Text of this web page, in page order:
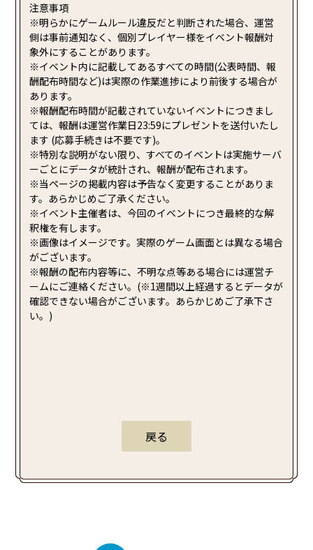
注意事項
※明らかにゲームルール違反だと判断された場合、運営
側は事前通知なく、個別プレイヤー様をイベント報酬対
象外にすることがあります。
※イベント内に記載してあるすべての時間(公表時間、報
酬配布時間など)は実際の作業進捗により前後する場合が
あります。
※報酬配布時間が記載されていないイベントにつきまし
ては、報酬は運営作業日23:59にプレゼントを送付いたし
ます (応募手続きは不要です)。
※特別な説明がない限り、すべてのイベントは実施サーバ
ーごとにデータが統計され、報酬が配布されます。
※当ページの掲載内容は予告なく変更することがありま
す。あらかじめご了承ください。
※イベント主催者は、今回のイベントにつき最終的な解
釈権を有します。
※画像はイメージです。実際のゲーム画面とは異なる場合
がございます。
※報酬の配布内容等に、不明な点等ある場合には運営チ
ームにご連絡ください。(※1週間以上経過するとデータが
確認できない場合がございます。あらかじめご了承下さ
い。)
戻る